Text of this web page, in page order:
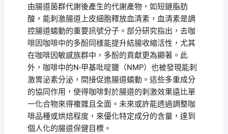
由腸道菌群代謝後產生的代謝產物，如短鏈脂肪
酸，能刺激腸道上皮細胞釋放血清素，血清素是調
控腸道蠕動的重要訊號分子。部分研究指出，去咖
啡因咖啡中的多酚同樣能提升結腸收縮活性，尤其
在咖啡因敏感族群中，多酚的貢獻更為顯著。此
外，咖啡中的N-甲基吡啶鹽（NMP）也被發現能刺
激胃泌素分泌，間接促進腸道蠕動。這些多重成分
的協同作用，使得咖啡對於腸道的刺激效果遠比單
一化合物來得複雜且全面。未來或許能透過調整咖
啡品種或烘焙程度，來優化特定成分的含量，達到
個人化的腸道保健目標。